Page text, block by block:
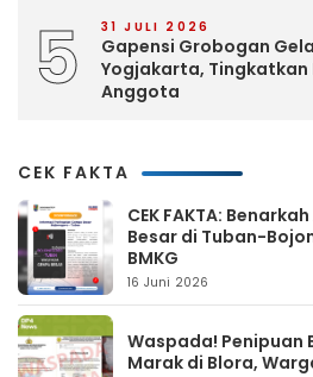
5 31 JULI 2026
Gapensi Grobogan
Yogjakarta, Tingkatkan
Anggota
CEK FAKTA
CEK FAKTA:
Besar di Tuban-
BMKG
16 Juni 2026
Waspada! Penipuan
Marak di Blora,